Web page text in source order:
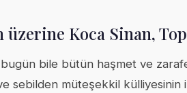
üzerine Koca Sinan,
bile bütün haşmet ve
sebilden müteşekkil külliyesinin